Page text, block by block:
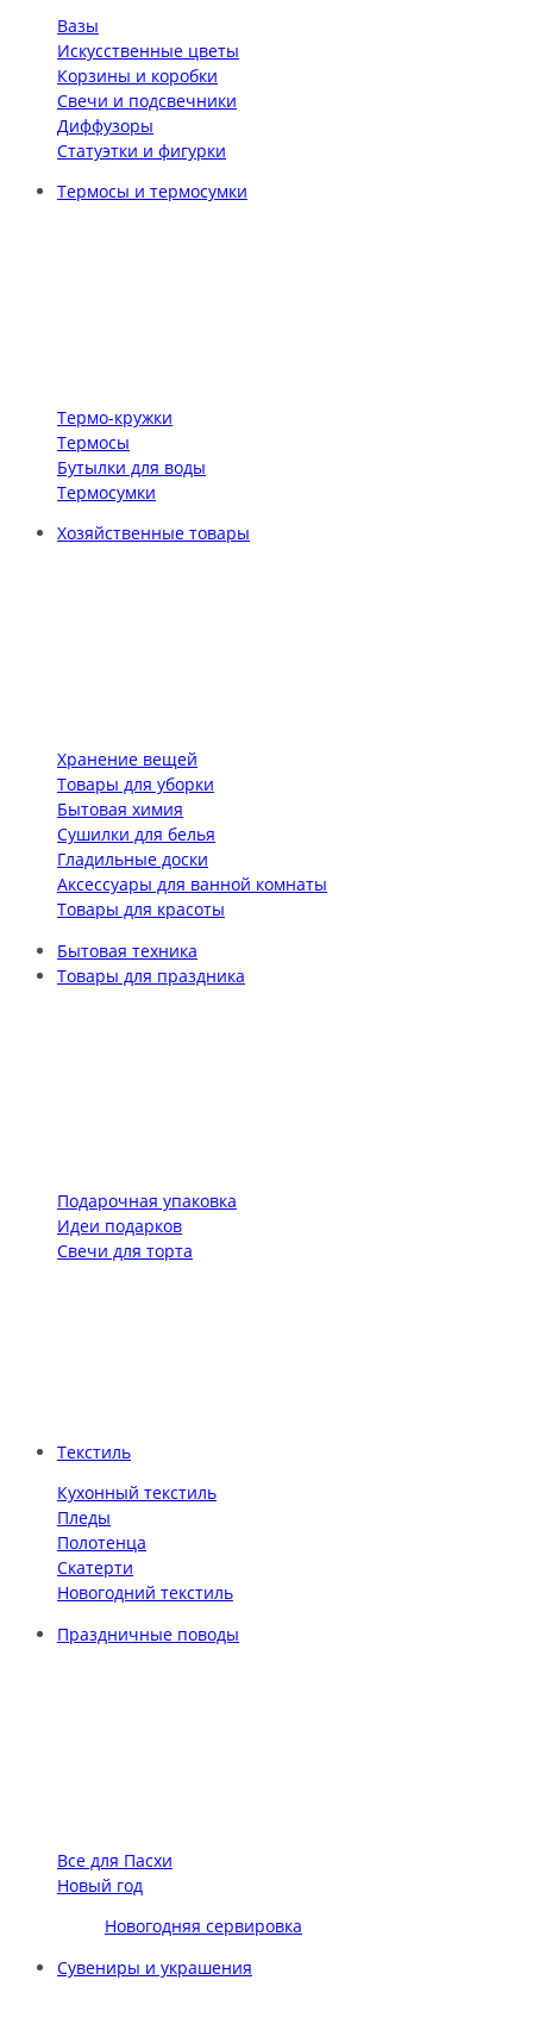
Вазы
Искусственные цветы
Корзины и коробки
Свечи и подсвечники
Диффузоры
Статуэтки и фигурки
Термосы и термосумки
Термо-кружки
Термосы
Бутылки для воды
Термосумки
Хозяйственные товары
Хранение вещей
Товары для уборки
Бытовая химия
Сушилки для белья
Гладильные доски
Аксессуары для ванной комнаты
Товары для красоты
Бытовая техника
Товары для праздника
Подарочная упаковка
Идеи подарков
Свечи для торта
Текстиль
Кухонный текстиль
Пледы
Полотенца
Скатерти
Новогодний текстиль
Праздничные поводы
Все для Пасхи
Новый год
Новогодняя сервировка
Сувениры и украшения